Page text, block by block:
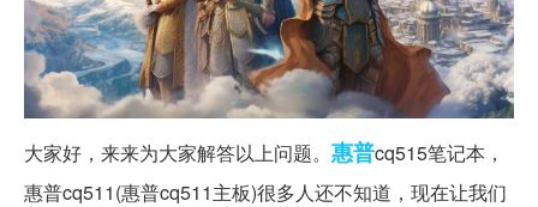
大家好，来来为大家解答以上问题。 惠普cq515笔记本，
惠普cq511(惠普cq511主板)很多人还不知道，现在让我们